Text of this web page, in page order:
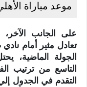
موعد مباراة
على الجانب
تعادل مثير أمام
الجولة الماضية،
التاسع من ترتيب
التقدم في الجدول